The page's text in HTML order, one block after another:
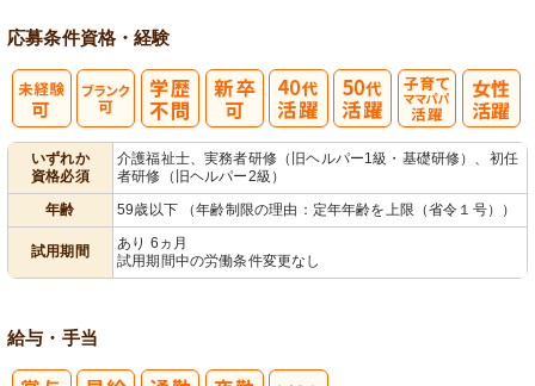
応募条件資格・経験
いずれか
資格必須
介護福祉士、実務者研修（旧ヘルパー1級・基礎研修）、初任
者研修（旧ヘルパー2級）
年齢
59歳以下 （年齢制限の理由：定年年齢を上限（省令１号））
試用期間
あり 6ヵ月
試用期間中の労働条件変更なし
給与・手当